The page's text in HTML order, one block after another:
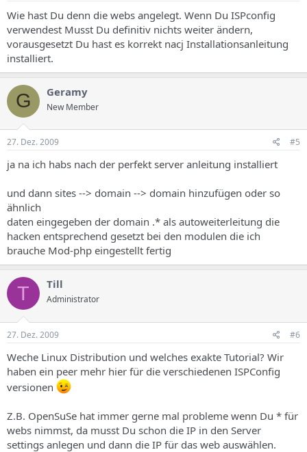
Wie hast Du denn die webs angelegt. Wenn Du ISPconfig
verwendest Musst Du definitiv nichts weiter ändern,
vorausgesetzt Du hast es korrekt nacj Installationsanleitung
installiert.
G Geramy
New Member
27. Dez. 2009 #5
ja na ich habs nach der perfekt server anleitung installiert
und dann sites --> domain --> domain hinzufügen oder so
ähnlich
daten eingegeben der domain .* als autoweiterleitung die
hacken entsprechend gesetzt bei den modulen die ich
brauche Mod-php eingestellt fertig
T Till
Administrator
27. Dez. 2009 #6
Weche Linux Distribution und welches exakte Tutorial? Wir
haben ein peer mehr hier für die verschiedenen ISPConfig
versionen
Z.B. OpenSuSe hat immer gerne mal probleme wenn Du * für
webs nimmst, da musst Du schon die IP in den Server
settings anlegen und dann die IP für das web auswählen.